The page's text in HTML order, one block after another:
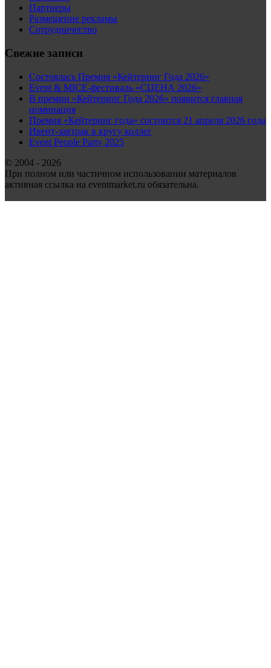
Партнеры
Размещение рекламы
Сотрудничество
Свежие записи
Состоялась Премия «Кейтеринг Года 2026»
Event & MICE-фестиваль «СЦЕНА 2026»
В премии «Кейтеринг Года 2026» появится главная
номинация
Премия «Кейтеринг года» состоится 21 апреля 2026 года
Ивент-завтрак в кругу коллег
Event People Party 2025
© 2004 - 2026
При полном или частичном использовании материалов
активная ссылка на eventmarket.ru обязательна.